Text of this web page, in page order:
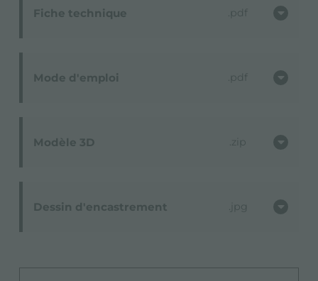
Fiche technique pdf
Mode d'emploi pdf
Modèle 3D zip
Dessin d'encastrement jpg